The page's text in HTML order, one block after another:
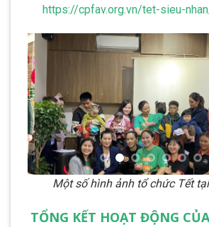
https://cpfav.org.vn/tet-sieu-
Một số hình ảnh tổ chức Tết
TỔNG KẾT HOẠT ĐỘNG